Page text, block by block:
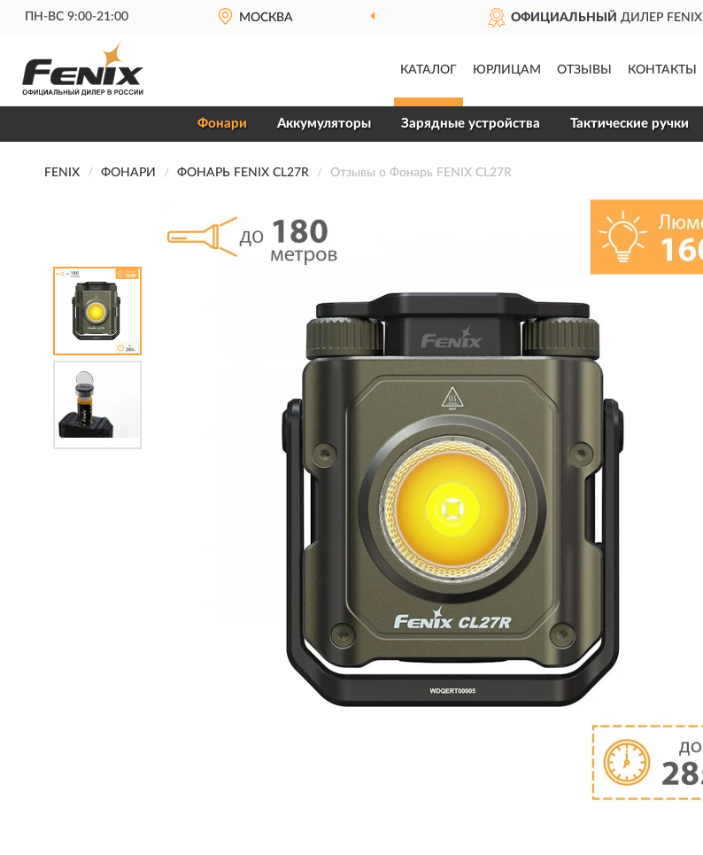
ПН-ВС 9:00-21:00 МОСКВА ОФИЦИАЛЬНЫЙ ДИЛЕР FENIX
КАТАЛОГ ЮРЛИЦАМ ОТЗЫВЫ КОНТАКТЫ
Фонари Аккумуляторы Зарядные устройства Тактические ручки
FENIX ФОНАРИ ФОНАРЬ FENIX CL27R Отзывы о Фонарь FENIX CL27R